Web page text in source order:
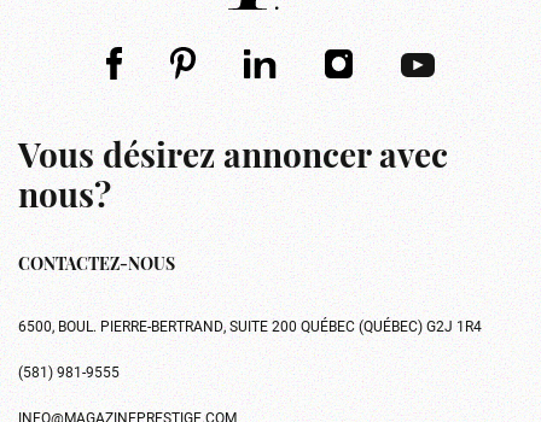
Vous désirez annoncer avec
nous?
CONTACTEZ-NOUS
6500, BOUL. PIERRE-BERTRAND, SUITE 200 QUÉBEC (QUÉBEC) G2J 1R4
(581) 981-9555
INFO@MAGAZINEPRESTIGE.COM